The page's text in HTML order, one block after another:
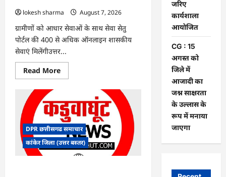
बवाल,
आयोग
ने
दी
सफाई
lokesh sharma
August 7, 2026
ग्रामीणों को आधार सेवाओं के साथ सेवा सेतु
पोर्टल की 400 से अधिक ऑनलाइन शासकीय
सेवाएं मिलेंगीउत्तर...
Read MoreRead
more
ग्राम
पंचायत
भैंसासुर
में
नवीन
आधार
केंद्र
DPR छत्तीसगढ समाचार
कांकेर जिला (उत्तर बस्तर)
जरिए
कार्यशाला
आयोजित
CG : 15
अगस्त को
जिले में
आजादी का
जश्न साक्षरता
के उल्लास के
रूप में मनाया
जाएगा